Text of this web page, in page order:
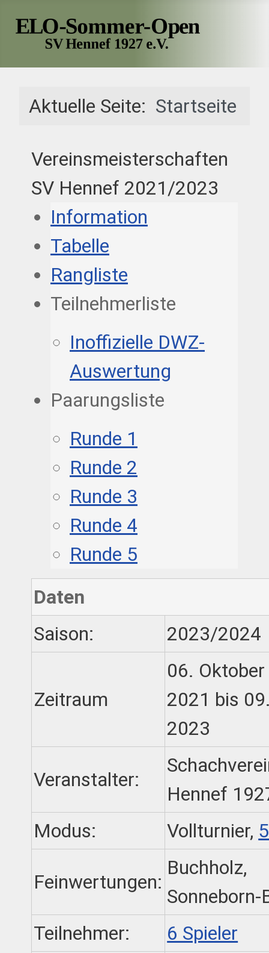
Aktuelle Seite: Startseite
Vereinsmeisterschaften
SV Hennef 2021/2023
Information
Tabelle
Rangliste
Teilnehmerliste
Inoffizielle DWZ-
Auswertung
Paarungsliste
Runde 1
Runde 2
Runde 3
Runde 4
Runde 5
Daten
Saison:
2023/2024
Zeitraum
06. Oktober
2021 bis
2023
Veranstalter:
Hennef
Modus:
Vollturnier,
Feinwertungen:
Buchholz,
Sonneborn-
Teilnehmer:
6 Spieler